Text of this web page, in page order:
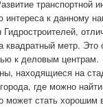
транспортной
к данному
квадратный метр.
к деловым центрам.
находящиеся на
где можно
может стать